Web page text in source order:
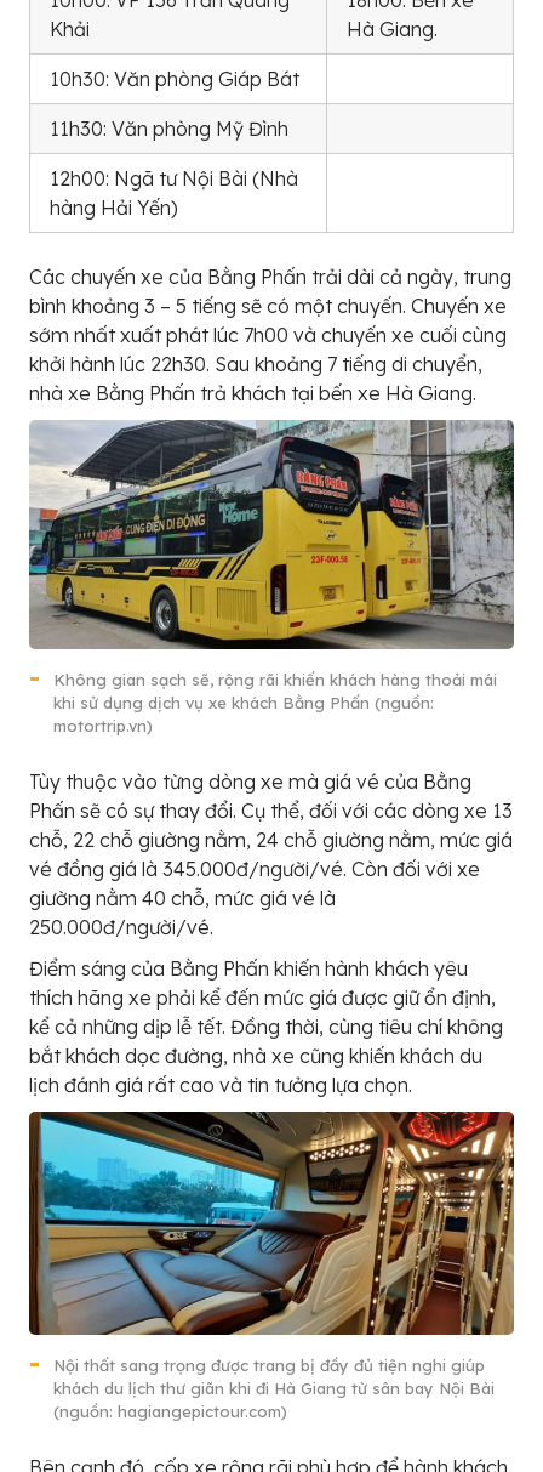
Khải
Hà Giang.
10h30: Văn phòng Giáp Bát
11h30: Văn phòng Mỹ Đình
12h00: Ngã tư Nội Bài (Nhà
hàng Hải Yến)
Các chuyến xe của Bằng Phấn trải dài cả ngày, trung
bình khoảng 3 – 5 tiếng sẽ có một chuyến. Chuyến xe
sớm nhất xuất phát lúc 7h00 và chuyến xe cuối cùng
khởi hành lúc 22h30. Sau khoảng 7 tiếng di chuyển,
nhà xe Bằng Phấn trả khách tại bến xe Hà Giang.
Không gian sạch sẽ, rộng rãi khiến khách hàng thoải mái
khi sử dụng dịch vụ xe khách Bằng Phấn (nguồn:
motortrip.vn)
Tùy thuộc vào từng dòng xe mà giá vé của Bằng
Phấn sẽ có sự thay đổi. Cụ thể, đối với các dòng xe 13
chỗ, 22 chỗ giường nằm, 24 chỗ giường nằm, mức giá
vé đồng giá là 345.000đ/người/vé. Còn đối với xe
giường nằm 40 chỗ, mức giá vé là
250.000đ/người/vé.
Điểm sáng của Bằng Phấn khiến hành khách yêu
thích hãng xe phải kể đến mức giá được giữ ổn định,
kể cả những dịp lễ tết. Đồng thời, cùng tiêu chí không
bắt khách dọc đường, nhà xe cũng khiến khách du
lịch đánh giá rất cao và tin tưởng lựa chọn.
Nội thất sang trọng được trang bị đầy đủ tiện nghi giúp
khách du lịch thư giãn khi đi Hà Giang từ sân bay Nội Bài
(nguồn: hagiangepictour.com)